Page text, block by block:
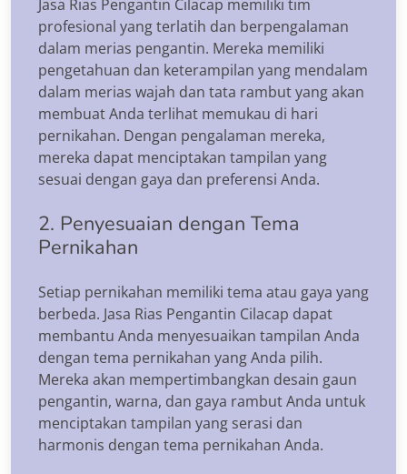
Jasa Rias Pengantin Cilacap memiliki tim
profesional yang terlatih dan berpengalaman
dalam merias pengantin. Mereka memiliki
pengetahuan dan keterampilan yang mendalam
dalam merias wajah dan tata rambut yang akan
membuat Anda terlihat memukau di hari
pernikahan. Dengan pengalaman mereka,
mereka dapat menciptakan tampilan yang
sesuai dengan gaya dan preferensi Anda.
2. Penyesuaian dengan Tema
Pernikahan
Setiap pernikahan memiliki tema atau gaya yang
berbeda. Jasa Rias Pengantin Cilacap dapat
membantu Anda menyesuaikan tampilan Anda
dengan tema pernikahan yang Anda pilih.
Mereka akan mempertimbangkan desain gaun
pengantin, warna, dan gaya rambut Anda untuk
menciptakan tampilan yang serasi dan
harmonis dengan tema pernikahan Anda.